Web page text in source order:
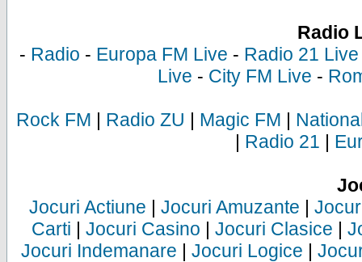
Radio
- Radio - Europa FM Live - Radio 21 Live
Live - City FM Live -
Rock FM | Radio ZU | Magic FM |
| Radio 21 |
Jocuri Actiune | Jocuri Amuzante |
Carti | Jocuri Casino | Jocuri Clasice |
Jocuri Indemanare | Jocuri Logice |